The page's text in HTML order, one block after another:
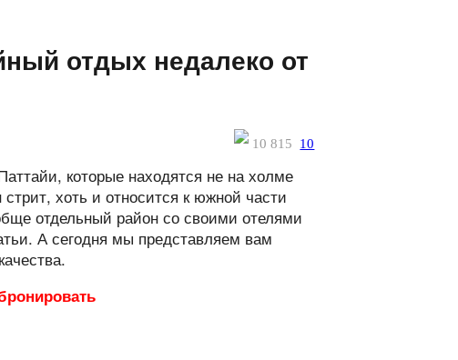
отдых недалеко от
10 815 10
которые находятся не на холме
хоть и относится к южной части
отдельный район со своими отелями
А сегодня мы представляем вам